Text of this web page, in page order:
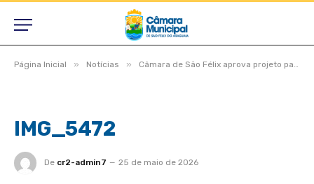
Página Inicial » Notícias » Câmara de São Félix aprova projeto para consórcio do aterro sanitário e vereadores destacam estradas, saúde e obras na zona rural
IMG_5472
De cr2-admin7 25 de maio de 2026